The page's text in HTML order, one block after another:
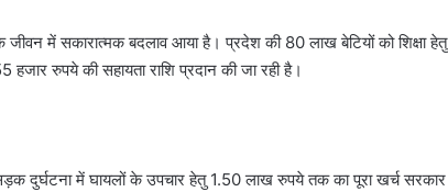
जीवन में सकारात्मक बदलाव आया है। प्रदेश की 80 लाख बेटियों को शिक्षा हेतु
हजार रुपये की सहायता राशि प्रदान की जा रही है।
दुर्घटना में घायलों के उपचार हेतु 1.50 लाख रुपये तक का पूरा खर्च सरकार